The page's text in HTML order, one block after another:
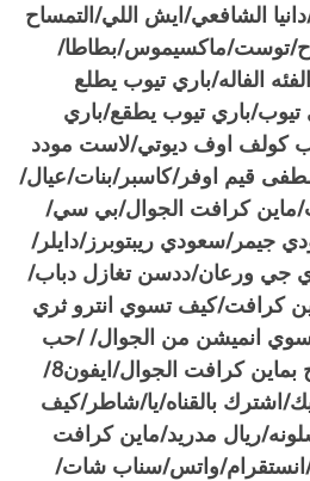
دانيا الشافعي/ايش اللي/التمساح
توست/ماكسيموس/بطاطا/
الفاله/باري تيوب يطلع
باري تيوب يطقع/باري
كولف اوف ديوتي/لاست مودد
قيم اوفر/كاسبر/بنات/عيال/
ماين كرافت الجوال/بي سي/
سعودي ريبتوبرز/دايلر/
جي ورعان/ددسن تغازل دباب/
كرافت/كيف تسوي انترو ثري
انميشن من الجوال/ /حب
بماين كرافت/مود الزواج بماين كرافت الجوال/ايفون8/
حط لايك/اشترك بالقناه/يا/شاطر/كيف
ريال مدريد/ماين كرافت
واتس/سناب شات/